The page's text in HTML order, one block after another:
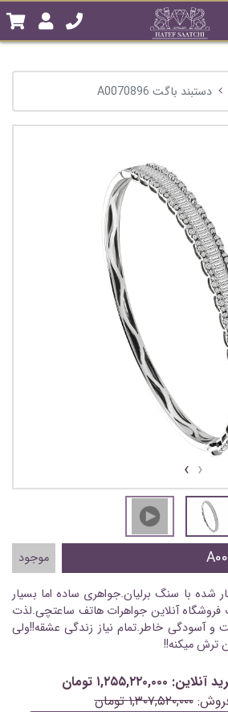
دستبند باگت A0070896
‹
›
موجود
شده با سنگ برلیان.جواهری ساده اما بسیار
آنلاین جواهرات هاتف ساعتچی.لذت
و آسودگی خاطر.تمام نیاز زندگی عشقه!!ولی
ترش میکنه!!
تومان
۱,۳۰۷,۵۲۰,۰۰۰ تومان